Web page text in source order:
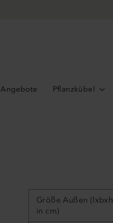
Angebote Pflanzkübel
Größe Außen (lxbxh
in cm)